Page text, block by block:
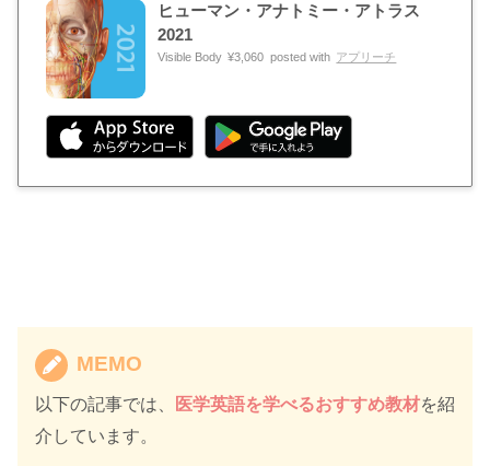
ヒューマン・アナトミー・アトラス
2021
Visible Body ¥3,060 posted with アプリーチ
MEMO
以下の記事では、 医学英語を学べるおすすめ教材を紹
介しています。